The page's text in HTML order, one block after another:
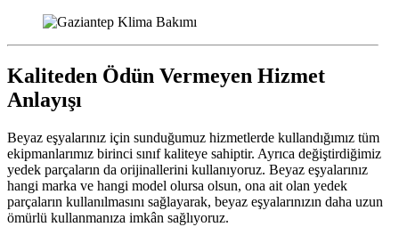
Kaliteden Ödün Vermeyen Hizmet
Anlayışı
Beyaz eşyalarınız için sunduğumuz hizmetlerde kullandığımız tüm
ekipmanlarımız birinci sınıf kaliteye sahiptir. Ayrıca değiştirdiğimiz
yedek parçaların da orijinallerini kullanıyoruz. Beyaz eşyalarınız
hangi marka ve hangi model olursa olsun, ona ait olan yedek
parçaların kullanılmasını sağlayarak, beyaz eşyalarınızın daha uzun
ömürlü kullanmanıza imkân sağlıyoruz.